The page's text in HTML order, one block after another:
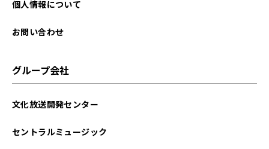
個人情報について
お問い合わせ
グループ会社
文化放送開発センター
セントラルミュージック